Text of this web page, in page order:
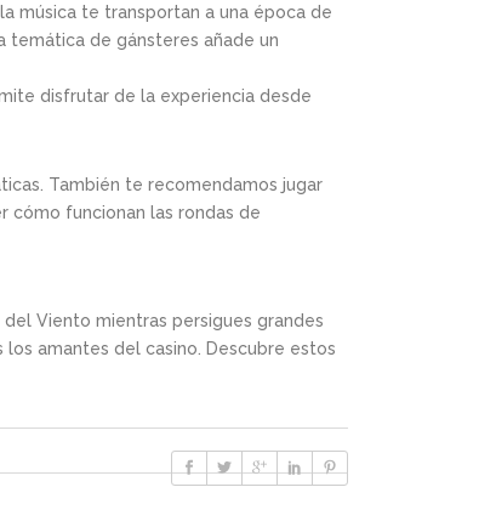
música te transportan a una época de
temática de gánsteres añade un
disfrutar de la experiencia desde
También te recomendamos jugar
cómo funcionan las rondas de
Viento mientras persigues grandes
amantes del casino. Descubre estos